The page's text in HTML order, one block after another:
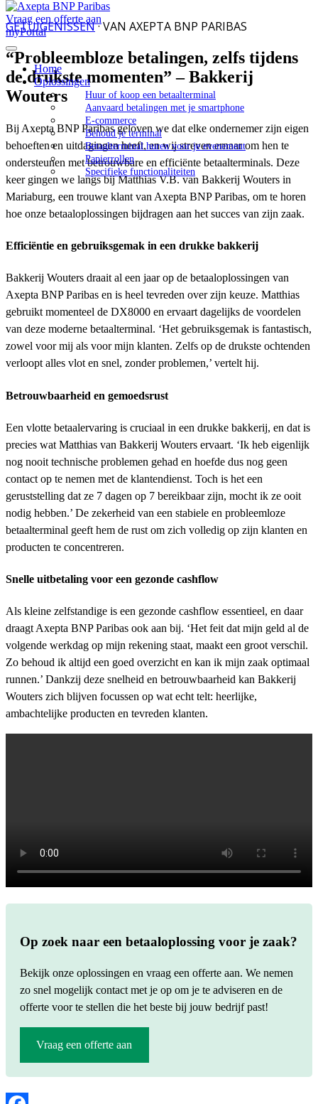
Vraag een offerte aan
myPortal
Home
Oplossingen
Huur of koop een betaalterminal
Aanvaard betalingen met je smartphone
E-commerce
Behoud je terminal
Betaalterminal huren voor je evenement
Papierrollen
Specifieke functionaliteiten​
GETUIGENISSEN· VAN AXEPTA BNP PARIBAS
“Probleembloze betalingen, zelfs tijdens
de drukste momenten” – Bakkerij
Wouters
Bij Axepta BNP Paribas geloven we dat elke ondernemer zijn eigen
behoeften en uitdagingen heeft, en wij streven ernaar om hen te
ondersteunen met betrouwbare en efficiënte betaalterminals. Deze
keer gingen we langs bij Matthias V.B. van Bakkerij Wouters in
Mariaburg, een trouwe klant van Axepta BNP Paribas, om te horen
hoe onze betaaloplossingen bijdragen aan het succes van zijn zaak.
Efficiëntie en gebruiksgemak in een drukke bakkerij
Bakkerij Wouters draait al een jaar op de betaaloplossingen van
Axepta BNP Paribas en is heel tevreden over zijn keuze. Matthias
gebruikt momenteel de DX8000 en ervaart dagelijks de voordelen
van deze moderne betaalterminal. ‘Het gebruiksgemak is fantastisch,
zowel voor mij als voor mijn klanten. Zelfs op de drukste ochtenden
verloopt alles vlot en snel, zonder problemen,’ vertelt hij.
Betrouwbaarheid en gemoedsrust
Een vlotte betaalervaring is cruciaal in een drukke bakkerij, en dat is
precies wat Matthias van Bakkerij Wouters ervaart. ‘Ik heb eigenlijk
nog nooit technische problemen gehad en hoefde dus nog geen
contact op te nemen met de klantendienst. Toch is het een
geruststelling dat ze 7 dagen op 7 bereikbaar zijn, mocht ik ze ooit
nodig hebben.’ De zekerheid van een stabiele en probleemloze
betaalterminal geeft hem de rust om zich volledig op zijn klanten en
producten te concentreren.
Snelle uitbetaling voor een gezonde cashflow
Als kleine zelfstandige is een gezonde cashflow essentieel, en daar
draagt Axepta BNP Paribas ook aan bij. ‘Het feit dat mijn geld al de
volgende werkdag op mijn rekening staat, maakt een groot verschil.
Zo behoud ik altijd een goed overzicht en kan ik mijn zaak optimaal
runnen.’ Dankzij deze snelheid en betrouwbaarheid kan Bakkerij
Wouters zich blijven focussen op wat echt telt: heerlijke,
ambachtelijke producten en tevreden klanten.
Op zoek naar een betaaloplossing voor je zaak?
Bekijk onze oplossingen en vraag een offerte aan. We nemen
zo snel mogelijk contact met je op om je te adviseren en de
offerte voor te stellen die het beste bij jouw bedrijf past!
Vraag een offerte aan